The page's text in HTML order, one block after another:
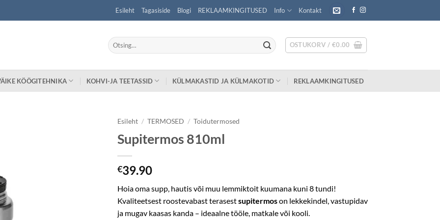
Esileht Tagasiside Blogi REKLAAMKINGITUSED Info Kontakt
Otsi: OSTUKORV / €0.00
KÖÖGITEHNIKA KOHVI-JA TEETASSID KÜLMAKASTID JA KÜLMAKOTID REKLAAMKINGITUSED
Esileht / TERMOSED / Toidutermosed
Supitermos 810ml
€39.90
Hoia oma supp, hautis või muu lemmiktoit kuumana kuni 8 tundi!
Kvaliteetsest roostevabast terasestsupitermoson lekkekindel, vastupidav
ja mugav kaasas kanda – ideaalne tööle, matkale või kooli.